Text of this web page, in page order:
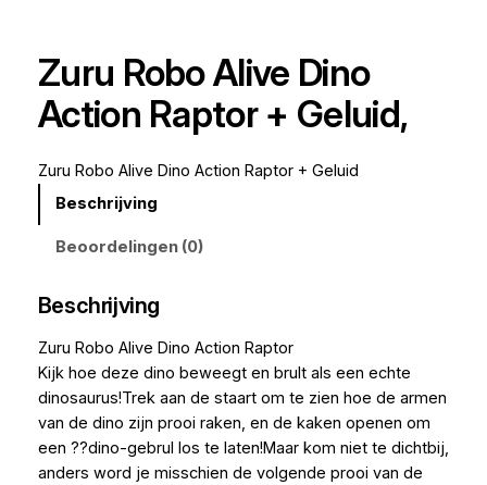
Zuru Robo Alive Dino
Action Raptor + Geluid,
Zuru Robo Alive Dino Action Raptor + Geluid
Beschrijving
Beoordelingen (0)
Beschrijving
Zuru Robo Alive Dino Action Raptor
Kijk hoe deze dino beweegt en brult als een echte
dinosaurus!Trek aan de staart om te zien hoe de armen
van de dino zijn prooi raken, en de kaken openen om
een ??dino-gebrul los te laten!Maar kom niet te dichtbij,
anders word je misschien de volgende prooi van de